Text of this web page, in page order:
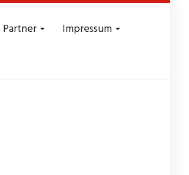
Partner Impressum